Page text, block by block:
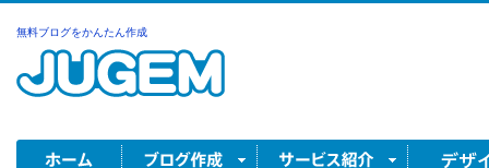
無料ブログをかんたん作成